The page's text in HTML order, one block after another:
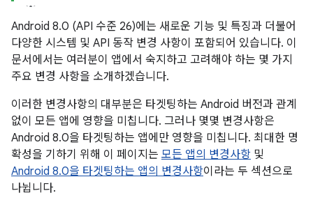
Android 8.0 (API 수준 26)에는 새로운 기능 및 특징과 더불어
다양한 시스템 및 API 동작 변경 사항이 포함되어 있습니다. 이
문서에서는 여러분이 앱에서 숙지하고 고려해야 하는 몇 가지
주요 변경 사항을 소개하겠습니다.
이러한 변경사항의 대부분은 타겟팅하는 Android 버전과 관계
없이 모든 앱에 영향을 미칩니다. 그러나 몇몇 변경사항은
Android 8.0을 타겟팅하는 앱에만 영향을 미칩니다. 최대한 명
확성을 기하기 위해 이 페이지는 모든 앱의 변경사항 및
Android 8.0을 타겟팅하는 앱의 변경사항이라는 두 섹션으로
나뉩니다.